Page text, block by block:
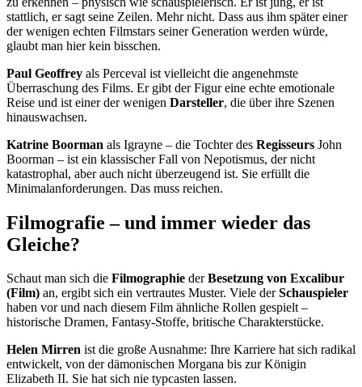
stattlich, er sagt seine Zeilen. Mehr nicht. Dass aus ihm später einer
der wenigen echten Filmstars seiner Generation werden würde,
glaubt man hier kein bisschen.
Paul Geoffrey als Perceval ist vielleicht die angenehmste
Überraschung des Films. Er gibt der Figur eine echte emotionale
Reise und ist einer der wenigen Darsteller, die über ihre Szenen
hinauswachsen.
Katrine Boorman als Igrayne – die Tochter des Regisseurs John
Boorman – ist ein klassischer Fall von Nepotismus, der nicht
katastrophal, aber auch nicht überzeugend ist. Sie erfüllt die
Minimalanforderungen. Das muss reichen.
Filmografie – und immer wieder das
Gleiche?
Schaut man sich die Filmographie derBesetzung von Excalibur
(Film) an, ergibt sich ein vertrautes Muster. Viele derSchauspieler
haben vor und nach diesem Film ähnliche Rollen gespielt –
historische Dramen, Fantasy-Stoffe, britische Charakterstücke.
Helen Mirren ist die große Ausnahme: Ihre Karriere hat sich radikal
entwickelt, von der dämonischen Morgana bis zur Königin
Elizabeth II. Sie hat sich nie typcasten lassen.